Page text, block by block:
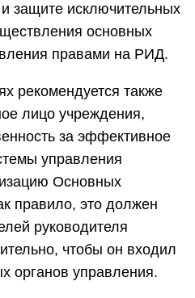
защите исключительных
основных
правами на РИД.
рекомендуется также
лицо учреждения,
за эффективное
управления
Основных
правило, это должен
руководителя
чтобы он входил
органов управления.